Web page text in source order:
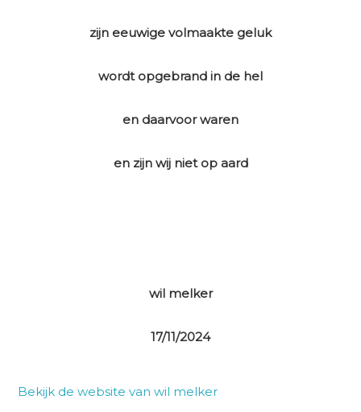
zijn eeuwige volmaakte geluk
wordt opgebrand in de hel
en daarvoor waren
en zijn wij niet op aard
wil melker
17/11/2024
Bekijk de website van wil melker